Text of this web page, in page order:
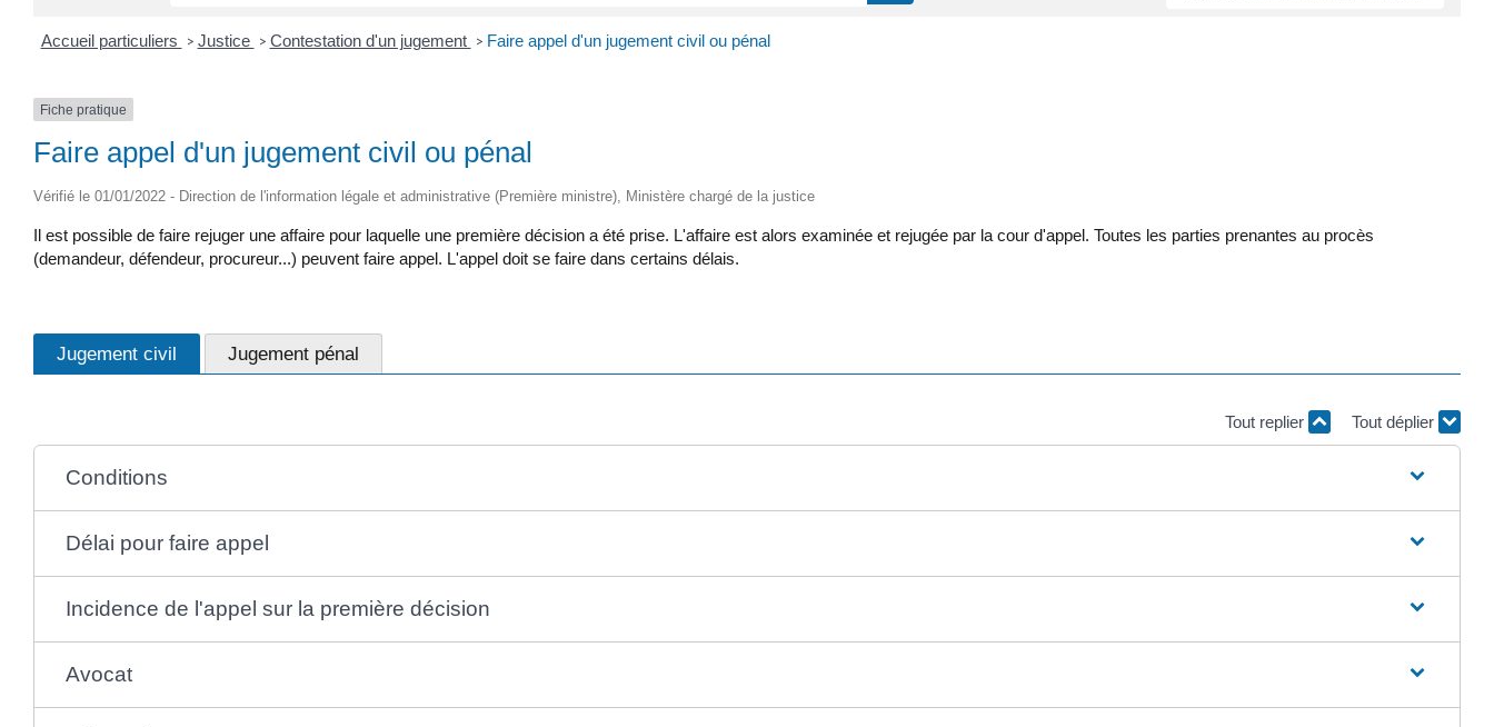
Accueil particuliers > Justice > Contestation d'un jugement > Faire appel d'un jugement civil ou pénal
Fiche pratique
Faire appel d'un jugement civil ou pénal
Vérifié le 01/01/2022 - Direction de l'information légale et administrative (Première ministre), Ministère chargé de la justice
Il est possible de faire rejuger une affaire pour laquelle une première décision a été prise. L'affaire est alors examinée et rejugée par la cour d'appel. Toutes les parties prenantes au procès
(demandeur, défendeur, procureur...) peuvent faire appel. L'appel doit se faire dans certains délais.
Jugement civil Jugement pénal
Tout replier Tout déplier
Conditions
Délai pour faire appel
Incidence de l'appel sur la première décision
Avocat